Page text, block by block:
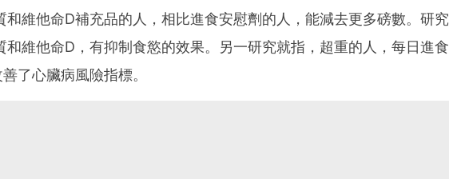
和維他命D補充品的人，相比進食安慰劑的人，能減去更多磅數。研究
和維他命D，有抑制食慾的效果。另一研究就指，超重的人，每日進食
了心臟病風險指標。